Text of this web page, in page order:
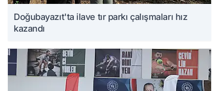
Doğubayazıt'ta ilave tır parkı çalışmaları hız
kazandı